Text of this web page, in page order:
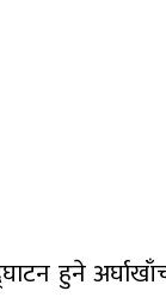
हुने